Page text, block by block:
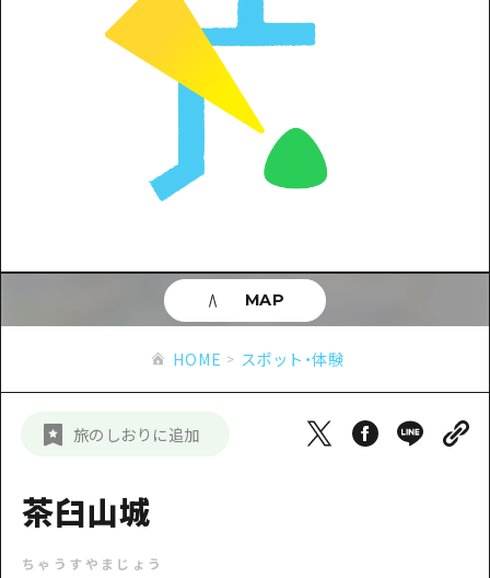
特集一覧
おすすめ
アート
イベント・祭り
グルメ・酒
ショッピング
スポーツ
ナイトライフ
定番
モデルコース
モデルコース一覧
Dive! Hiroshima 公式ガイド
広島もしもトラベル
あたらしい非日常
安芸
備北
芸北
山口県東部
弾丸
スポット・体験
スポット・体験一覧
広島市周辺
備後
備北
芸北
山口県東部
愛媛県
イベント
お役立ち情報
お役立ち情報一覧
アクセス
お得な周遊チケット
新着情報
事業者・学校関係者の皆さま
HOME スポット・体験
旅のしおりに追加
茶臼山城
ちゃうすやまじょう
MAP